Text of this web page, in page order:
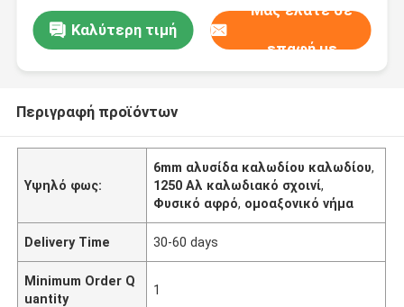
Καλύτερη τιμή
Μας ελάτε σε
επαφή με
Περιγραφή προϊόντων
Υψηλό φως:
6mm αλυσίδα καλωδίου καλωδίου,
1250 Αλ καλωδιακό σχοινί,
Φυσικό αφρό, ομοαξονικό νήμα
Delivery Time 30-60 days
Minimum Order Q
uantity
1